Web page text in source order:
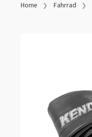
Home Fahrrad